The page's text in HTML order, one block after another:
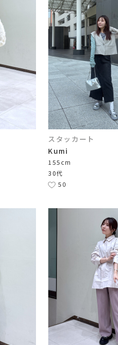
スタッカート
Kumi
155cm
30代
50